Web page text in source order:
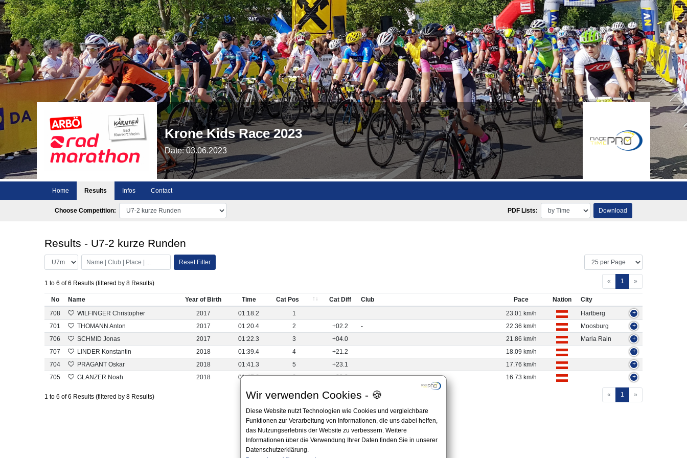
Wir verwenden Cookies - 🍪
Diese Website nutzt Technologien wie Cookies und vergleichbare
Funktionen zur Verarbeitung von Informationen, die uns dabei helfen,
das Nutzungserlebnis der Website zu verbessern. Weitere
Informationen über die Verwendung Ihrer Daten finden Sie in unserer
Datenschutzerklärung.
Krone Kids Race 2023
Date: 03.06.2023
Home Results Infos Contact
Choose Competition: PDF Lists: Download
Results - U7-2 kurze Runden
Reset Filter
1 to 6 of 6 Results (filtered by 8 Results) « 1 »
No Name Year of Birth Time Cat Pos Cat Diff Club Pace Nation
City
708
WILFINGER Christopher 2017 01:18.2 1 23.01 km/h Hartberg
+
701
THOMANN Anton 2017 01:20.4 2 +02.2 - 22.36 km/h Moosburg
+
706
SCHMID Jonas 2017 01:22.3 3 +04.0 21.86 km/h Maria Rain
+
707
LINDER Konstantin 2018 01:39.4 4 +21.2 18.09 km/h
+
704
PRAGANT Oskar 2018 01:41.3 5 +23.1 17.76 km/h
+
705
GLANZER Noah 2018 01:47.6 6 +29.3 16.73 km/h +
1 to 6 of 6 Results (filtered by 8 Results) « 1 »